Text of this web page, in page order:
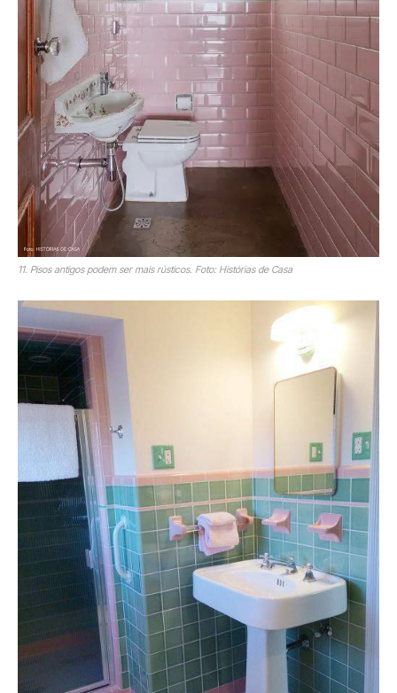
11. Pisos antigos podem ser mais rústicos. Foto: Histórias de Casa